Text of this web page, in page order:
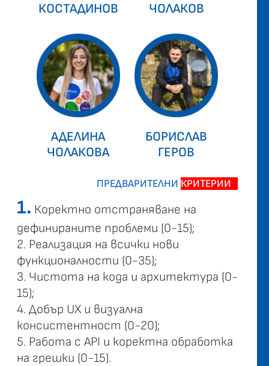
КОСТАДИНОВ
ЧОЛАКОВ
АДЕЛИНА
ЧОЛАКОВА
БОРИСЛАВ
ГЕРОВ
ПРЕДВАРИТЕЛНИ КРИТЕРИИ
1. Коректно отстраняване на
дефинираните проблеми (0-15);
2. Реализация на всички нови
функционалности (0-35);
3. Чистота на кода и архитектура (0-
15);
4. Добър UX и визуална
консистентност (0-20);
5. Работа с API и коректна обработка
на грешки (0-15).